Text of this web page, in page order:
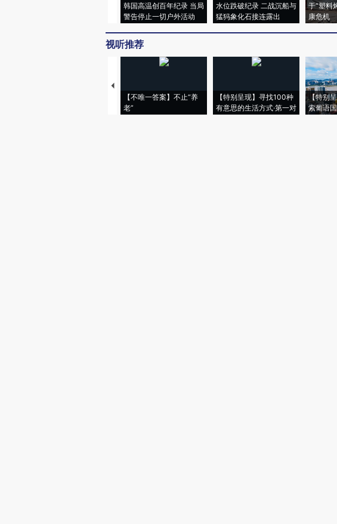
韩国高温创百年纪录 当局
警告停止一切户外活动
水位跌破纪录 二战沉船与
猛犸象化石接连露出
于“塑料
康危机
视听推荐
【不唯一答案】不止“养
老”
【特别呈现】寻找100种
有意思的生活方式·第一对
【特别
索葡语